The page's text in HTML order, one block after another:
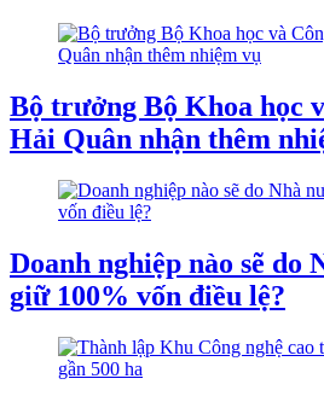
Bộ trưởng Bộ Khoa học
Hải Quân nhận thêm
Doanh nghiệp nào sẽ do
giữ 100% vốn điều lệ?